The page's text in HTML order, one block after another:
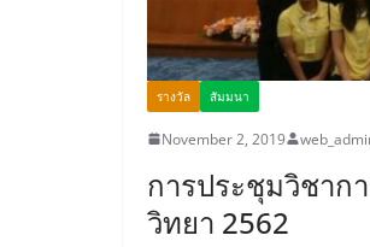
รางวัล สัมมนา
November 2, 2019
การประชุมวิชาก
วิทยา 2562